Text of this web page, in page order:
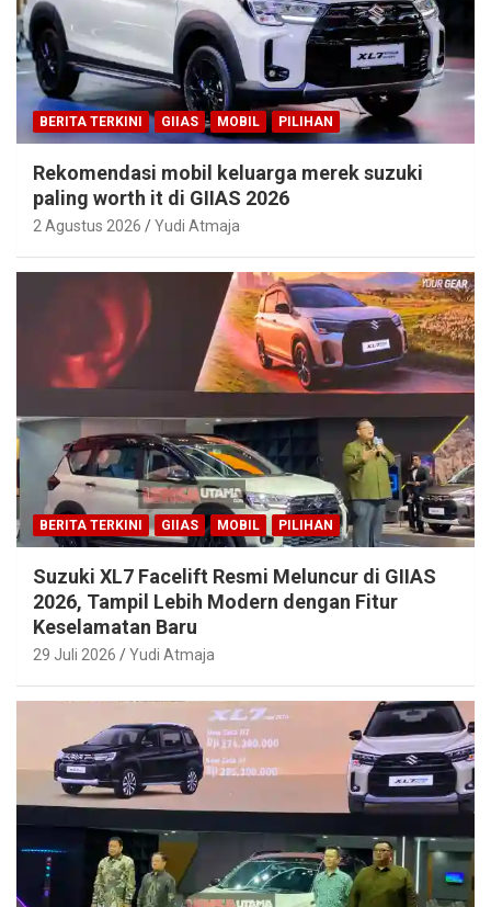
BERITA TERKINI GIIAS MOBIL PILIHAN
Rekomendasi mobil keluarga merek suzuki
paling worth it di GIIAS 2026
2 Agustus 2026 Yudi Atmaja
BERITA TERKINI GIIAS MOBIL PILIHAN
Suzuki XL7 Facelift Resmi Meluncur di GIIAS
2026, Tampil Lebih Modern dengan Fitur
Keselamatan Baru
29 Juli 2026 Yudi Atmaja